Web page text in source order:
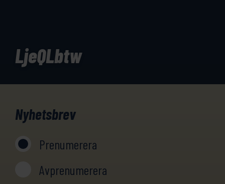
LjeQLbtw
Nyhetsbrev
Prenumerera
Avprenumerera